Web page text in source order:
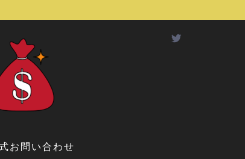
お問い合わせ